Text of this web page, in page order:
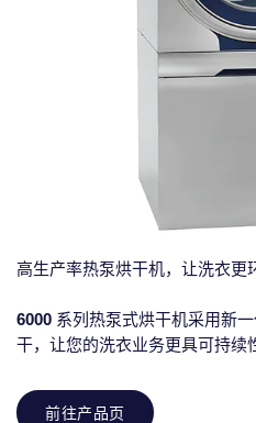
高生产率热泵烘干机，让洗衣更
6000 系列热泵式烘干机采用新
干，让您的洗衣业务更具可持续
前往产品页